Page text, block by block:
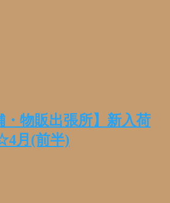
・物販出張所】新入荷
月(前半)